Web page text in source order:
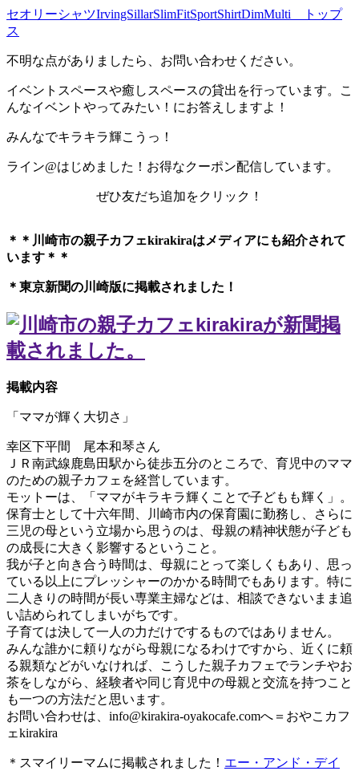
セオリーシャツIrvingSillarSlimFitSportShirtDimMulti トップ
ス
不明な点がありましたら、お問い合わせください。
イベントスペースや癒しスペースの貸出を行っています。こ
んなイベントやってみたい！にお答えしますよ！
みんなでキラキラ輝こうっ！
ライン@はじめました！お得なクーポン配信しています。
ぜひ友だち追加をクリック！
＊＊川崎市の親子カフェkirakiraは メディアにも紹介されて
います＊＊
＊東京新聞の川崎版に掲載されました！
掲載内容
「ママが輝く大切さ」
幸区下平間 尾本和琴さん
ＪＲ南武線鹿島田駅から徒歩五分のところで、育児中のママ
のための親子カフェを経営しています。
モットーは、「ママがキラキラ輝くことで子どもも輝く」。
保育士として十六年間、川崎市内の保育園に勤務し、さらに
三児の母という立場から思うのは、母親の精神状態が子ども
の成長に大きく影響するということ。
我が子と向き合う時間は、母親にとって楽しくもあり、思っ
ている以上にプレッシャーのかかる時間でもあります。特に
二人きりの時間が長い専業主婦などは、相談できないまま追
い詰められてしまいがちです。
子育ては決して一人の力だけでするものではありません。
みんな誰かに頼りながら母親になるわけですから、近くに頼
る親類などがいなければ、こうした親子カフェでランチやお
茶をしながら、経験者や同じ育児中の母親と交流を持つこと
も一つの方法だと思います。
お問い合わせは、 info@kirakira-oyakocafe.comへ＝おやこカフ
ェkirakira
＊スマイリーマムに掲載されました！ エー・アンド・デイ